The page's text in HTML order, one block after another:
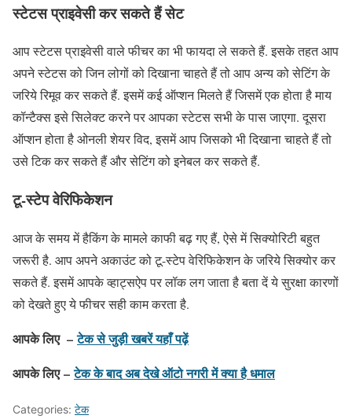
स्टेटस प्राइवेसी कर सकते हैं सेट
आप स्टेटस प्राइवेसी वाले फीचर का भी फायदा ले सकते हैं. इसके तहत आप
अपने स्टेटस को जिन लोगों को दिखाना चाहते हैं तो आप अन्य को सेटिंग के
जरिये रिमूव कर सकते हैं. इसमें कई ऑप्शन मिलते हैं जिसमें एक होता है माय
कॉन्टैक्स इसे सिलेक्ट करने पर आपका स्टेटस सभी के पास जाएगा. दूसरा
ऑप्शन होता है ओनली शेयर विद, इसमें आप जिसको भी दिखाना चाहते हैं तो
उसे टिक कर सकते हैं और सेटिंग को इनेबल कर सकते हैं.
टू-स्टेप वेरिफिकेशन
आज के समय में हैकिंग के मामले काफी बढ़ गए हैं, ऐसे में सिक्योरिटी बहुत
जरूरी है. आप अपने अकाउंट को टू-स्टेप वेरिफिकेशन के जरिये सिक्योर कर
सकते हैं. इसमें आपके व्हाट्सऐप पर लॉक लग जाता है बता दें ये सुरक्षा कारणों
को देखते हुए ये फीचर सही काम करता है.
आपके लिए –टेक से जुड़ी खबरें यहाँ पढ़ें
आपके लिए – टेक के बाद अब देखे ऑटो नगरी में क्या है धमाल
Categories: टेक